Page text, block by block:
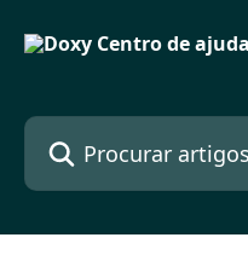
Procurar artigos...